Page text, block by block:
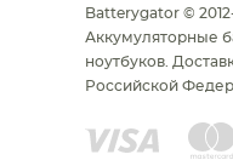
Batterygator ©
Аккумуляторные
ноутбуков.
Российской